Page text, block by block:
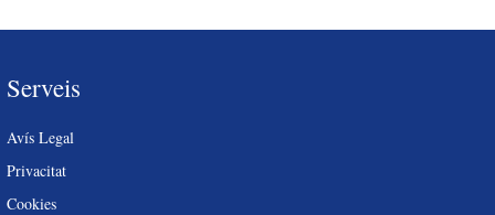
Serveis
Avís Legal
Privacitat
Cookies